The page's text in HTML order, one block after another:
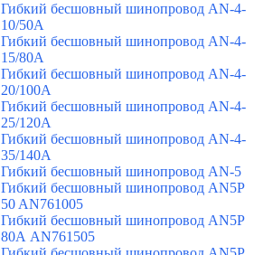
Гибкий бесшовный шинопровод AN-4-
10/50A
Гибкий бесшовный шинопровод AN-4-
15/80A
Гибкий бесшовный шинопровод AN-4-
20/100A
Гибкий бесшовный шинопровод AN-4-
25/120A
Гибкий бесшовный шинопровод AN-4-
35/140A
Гибкий бесшовный шинопровод AN-5
Гибкий бесшовный шинопровод AN5P
50 AN761005
Гибкий бесшовный шинопровод AN5P
80А AN761505